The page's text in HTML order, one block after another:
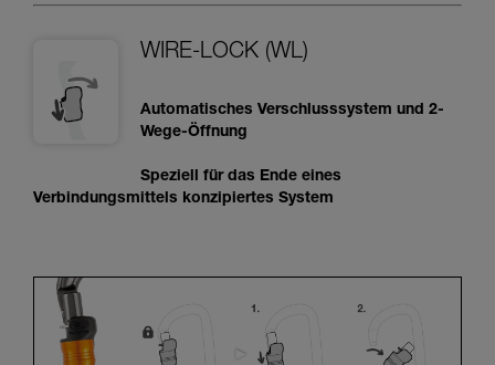
WIRE-LOCK (WL)
Automatisches Verschlusssystem und 2-
Wege-Öffnung
Speziell für das Ende eines
Verbindungsmittels konzipiertes System